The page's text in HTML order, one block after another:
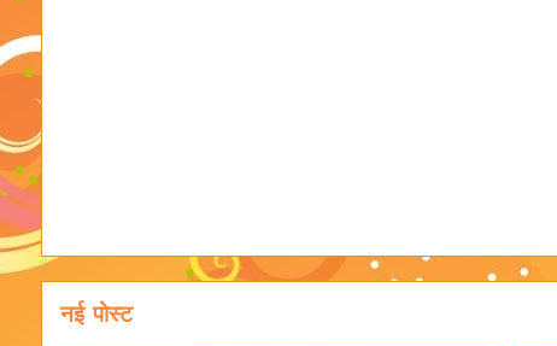
नई पोस्ट